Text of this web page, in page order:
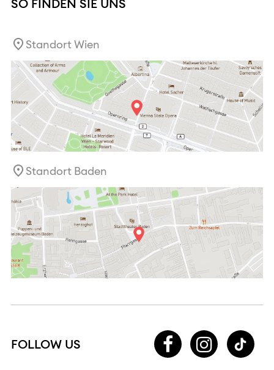
SO FINDEN SIE UNS
Standort Wien
Standort Baden